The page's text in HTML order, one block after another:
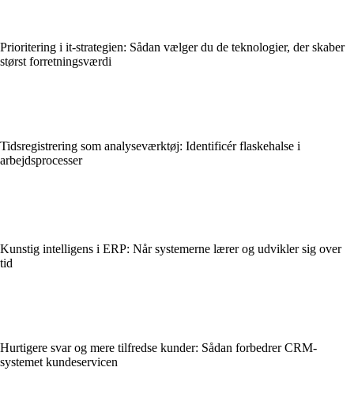
Prioritering i it-strategien: Sådan vælger du de teknologier, der skaber
størst forretningsværdi
Tidsregistrering som analyseværktøj: Identificér flaskehalse i
arbejdsprocesser
Kunstig intelligens i ERP: Når systemerne lærer og udvikler sig over
tid
Hurtigere svar og mere tilfredse kunder: Sådan forbedrer CRM-
systemet kundeservicen